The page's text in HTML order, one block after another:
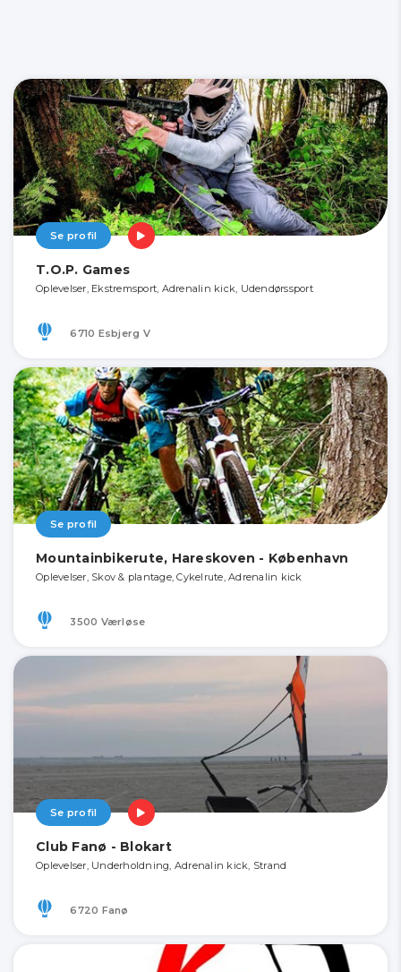
Se profil
T.O.P. Games
Oplevelser, Ekstremsport, Adrenalin kick, Udendørssport
6710 Esbjerg V
Se profil
Mountainbikerute, Hareskoven - København
Oplevelser, Skov & plantage, Cykelrute, Adrenalin kick
3500 Værløse
Se profil
Club Fanø - Blokart
Oplevelser, Underholdning, Adrenalin kick, Strand
6720 Fanø